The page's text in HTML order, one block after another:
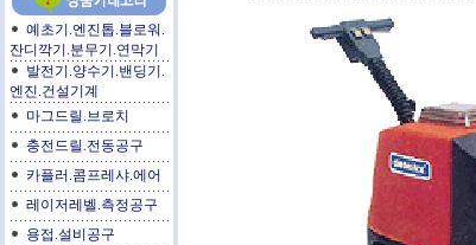
예초기.엔진톱.블로워.
잔디깍기.분무기.연막기
발전기.양수기.밴딩기.
엔진.건설기계
마그드릴.브로치
충전드릴.전동공구
카플러.콤프레샤.에어
레이저레벨.측정공구
용접.설비공구